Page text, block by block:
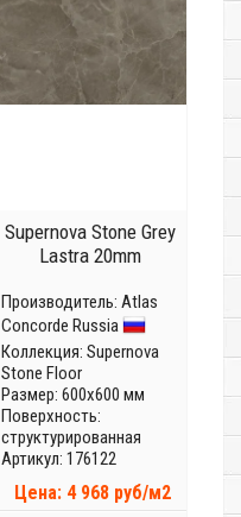
Supernova Stone Grey
Lastra 20mm
Производитель: Atlas
Concorde Russia
Коллекция: Supernova
Stone Floor
Размер: 600x600 мм
Поверхность:
структурированная
Артикул: 176122
Цена: 4 968 руб/м2